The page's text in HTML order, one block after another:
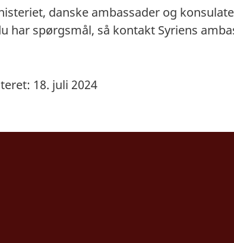
danske ambassader og
har spørgsmål, så kontakt Syriens
18. juli 2024